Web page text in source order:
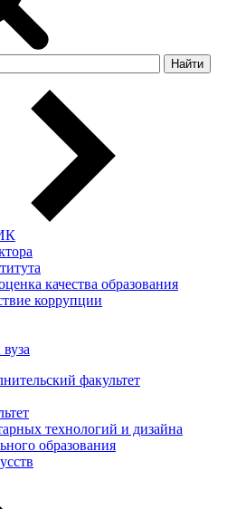
Найти
качества образования
коррупции
факультет
технологий и дизайна
образования